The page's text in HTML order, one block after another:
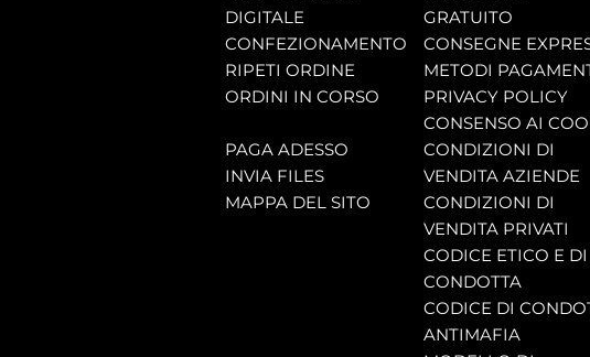
DIGITALE
CONFEZIONAMENTO
RIPETI ORDINE
ORDINI IN CORSO
PAGA ADESSO
INVIA FILES
MAPPA DEL SITO
GRATUITO
CONSEGNE
METODI
PRIVACY POLICY
CONSENSO AI
CONDIZIONI DI
VENDITA AZIENDE
CONDIZIONI DI
VENDITA PRIVATI
CODICE ETICO E DI
CONDOTTA
CODICE DI
ANTIMAFIA